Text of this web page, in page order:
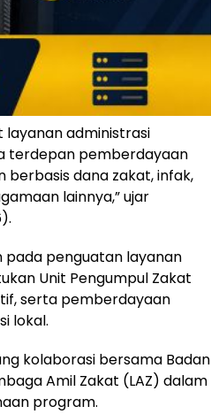
layanan administrasi
terdepan pemberdayaan
dana zakat, infak,
lainnya,” ujar
pada penguatan layanan
Unit Pengumpul Zakat
serta pemberdayaan
lokal.
kolaborasi bersama Badan
Amil Zakat (LAZ) dalam
program.